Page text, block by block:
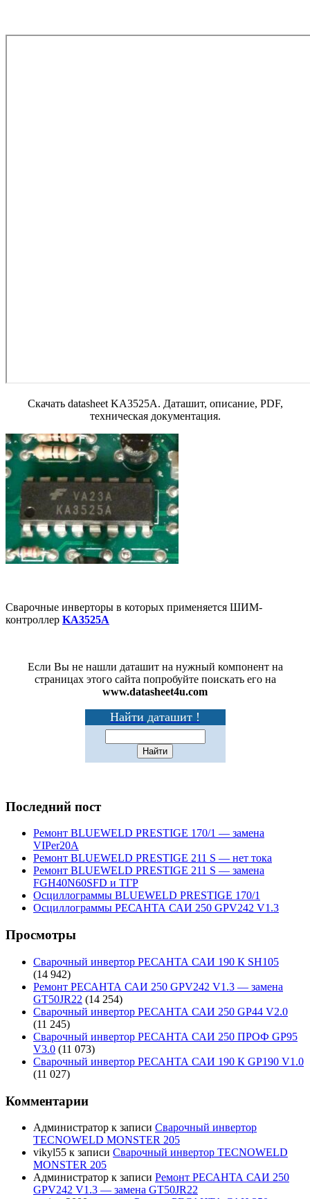
Скачать datasheet KA3525A. Даташит, описание, PDF,
техническая документация.
Сварочные инверторы в которых применяется ШИМ-
контроллер KA3525A
Если Вы не нашли даташит на нужный компонент на
страницах этого сайта попробуйте поискать его на
www.datasheet4u.com
Найти даташит !
Последний пост
Ремонт BLUEWELD PRESTIGE 170/1 — замена
VIPer20A
Ремонт BLUEWELD PRESTIGE 211 S — нет тока
Ремонт BLUEWELD PRESTIGE 211 S — замена
FGH40N60SFD и ТГР
Осциллограммы BLUEWELD PRESTIGE 170/1
Осциллограммы РЕСАНТА САИ 250 GPV242 V1.3
Просмотры
Сварочный инвертор РЕСАНТА САИ 190 К SH105
(14 942)
Ремонт РЕСАНТА САИ 250 GPV242 V1.3 — замена
GT50JR22 (14 254)
Сварочный инвертор РЕСАНТА САИ 250 GP44 V2.0
(11 245)
Сварочный инвертор РЕСАНТА САИ 250 ПРОФ GP95
V3.0 (11 073)
Сварочный инвертор РЕСАНТА САИ 190 К GP190 V1.0
(11 027)
Комментарии
Администратор к записи Сварочный инвертор
TECNOWELD MONSTER 205
vikyl55 к записи Сварочный инвертор TECNOWELD
MONSTER 205
Администратор к записи Ремонт РЕСАНТА САИ 250
GPV242 V1.3 — замена GT50JR22